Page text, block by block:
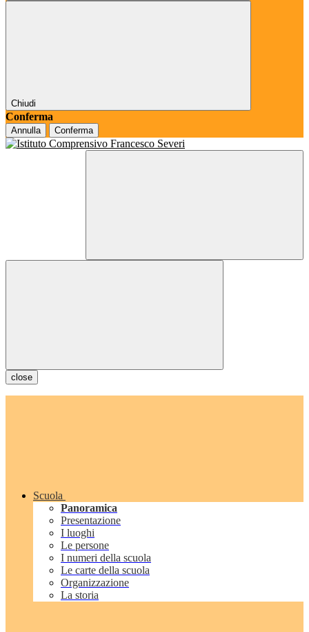
Chiudi
Conferma
Annulla Conferma
close
Scuola
Panoramica
Presentazione
I luoghi
Le persone
I numeri della scuola
Le carte della scuola
Organizzazione
La storia